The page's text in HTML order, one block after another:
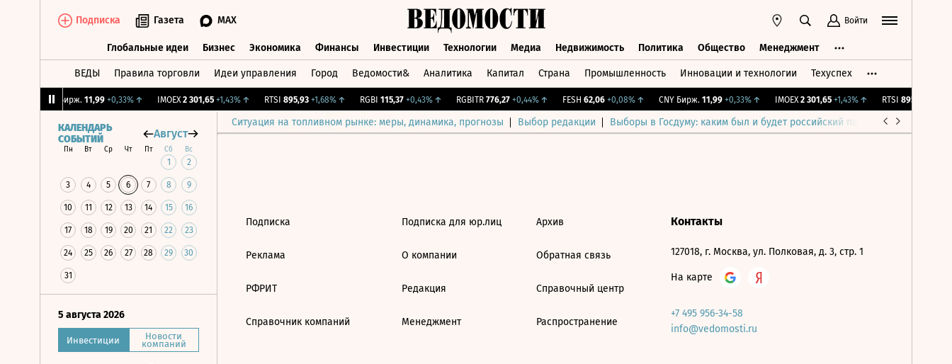
Подписка Газета MAX Войти
Глобальные идеи Бизнес Экономика Финансы Инвестиции Технологии Медиа Недвижимость Политика Общество Менеджмент
ВЕДЫ Правила торговли Идеи управления Город Ведомости& Аналитика Капитал Страна Промышленность Инновации и технологии Техуспех
CNY Бирж. 11,99 +0,33%↑ IMOEX 2 301,65 +1,43%↑ RTSI 895,93 +1,68%↑ RGBI 115,37 +0,43%↑ RGBITR 776,27 +0,44%↑ FESH 62,06 +0,08%↑ CNY Бирж. 11,99 +0,33%↑ IMOEX 2 301,65 +1,43%↑ RTSI 895,93
Ситуация на топливном рынке: меры, динамика, прогнозы Выбор редакции Выборы в Госдуму: каким был и будет российский парламент
КАЛЕНДАРЬ
СОБЫТИЙ
Август
Пн Вт Ср Чт Пт Сб Вс
1 2
3 4 5 6 7 8 9
10 11 12 13 14 15 16
17 18 19 20 21 22 23
24 25 26 27 28 29 30
31
5 августа 2026
Инвестиции Новости
компаний
Подписка
Реклама
РФРИТ
Справочник компаний
Подписка для юр.лиц
О компании
Редакция
Менеджмент
Архив
Обратная связь
Справочный центр
Распространение
Контакты
127018, г. Москва, ул. Полковая, д. 3, стр. 1
На карте
+7 495 956-34-58
info@vedomosti.ru